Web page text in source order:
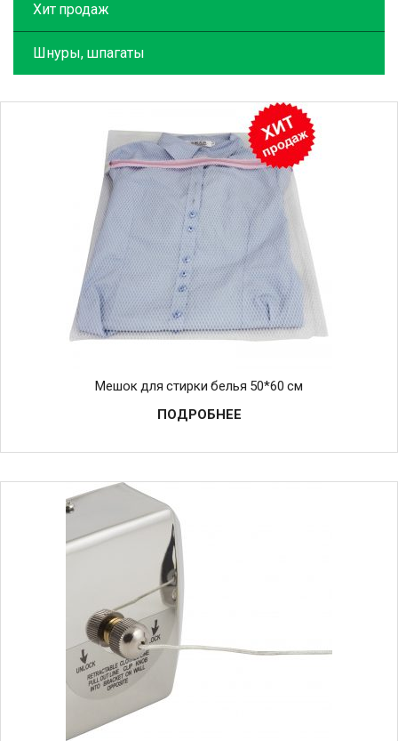
Мешок для стирки белья 50*60 см
ПОДРОБНЕЕ
Хит продаж
Шнуры, шпагаты